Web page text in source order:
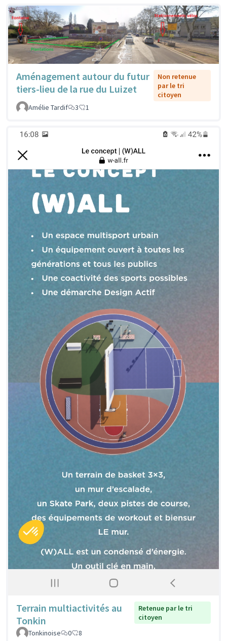
Aménagement autour du futur
tiers-lieu de la rue du Luizet
Non retenue
par le tri
citoyen
Amélie Tardif
3 1
Terrain multiactivités au
Tonkin
Retenue par le tri
citoyen
Tonkinoise
0 8